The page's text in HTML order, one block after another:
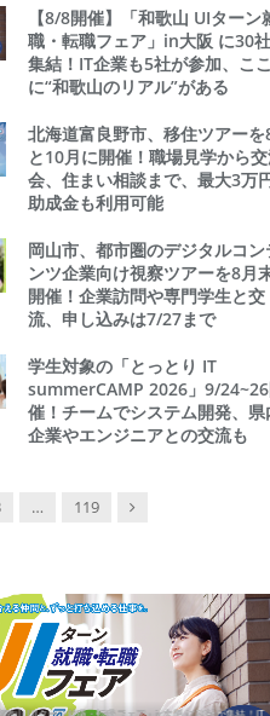
【8/8開催】「和歌山 UIターン
職・転職フェア」in大阪 に30
集結！IT企業も5社が参加、ここ
に“和歌山のリアル”がある
北海道富良野市、移住ツアーを
と10月に開催！職場見学から
会、住まい相談まで、最大3万
助成金も利用可能
岡山市、都市圏のデジタルコン
ンツ企業向け視察ツアーを8月
開催！企業訪問や専門学生と交
流、申し込みは7/27まで
学生対象の「とっとり IT
summerCAMP 2026」9/
催！チームでシステム開発、県
企業やエンジニアとの交流も
… 119 Next
歌山 UIターン就職・転職フェア」in大阪 に30社が集結！IT